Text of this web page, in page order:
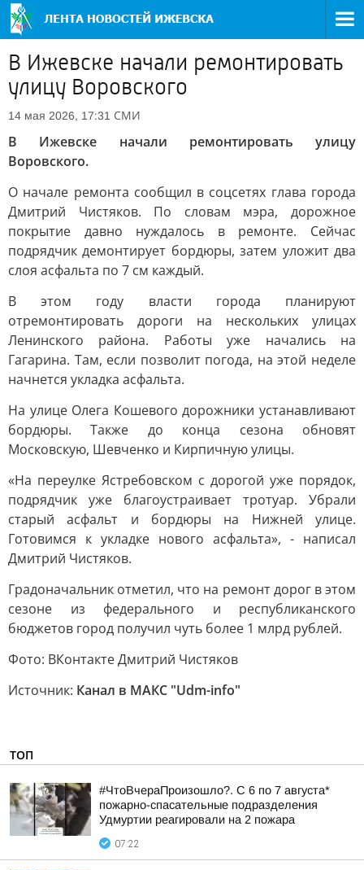
В Ижевске начали ремонтировать
улицу Воровского
14 мая 2026, 17:31 СМИ
В Ижевске начали ремонтировать улицу
Воровского.
О начале ремонта сообщил в соцсетях глава города
Дмитрий Чистяков. По словам мэра, дорожное
покрытие давно нуждалось в ремонте. Сейчас
подрядчик демонтирует бордюры, затем уложит два
слоя асфальта по 7 см каждый.
В этом году власти города планируют
отремонтировать дороги на нескольких улицах
Ленинского района. Работы уже начались на
Гагарина. Там, если позволит погода, на этой неделе
начнется укладка асфальта.
На улице Олега Кошевого дорожники устанавливают
бордюры. Также до конца сезона обновят
Московскую, Шевченко и Кирпичную улицы.
«На переулке Ястребовском с дорогой уже порядок,
подрядчик уже благоустраивает тротуар. Убрали
старый асфальт и бордюры на Нижней улице.
Готовимся к укладке нового асфальта», - написал
Дмитрий Чистяков.
Градоначальник отметил, что на ремонт дорог в этом
сезоне из федерального и республиканского
бюджетов город получил чуть более 1 млрд рублей.
Фото: ВКонтакте Дмитрий Чистяков
Источник: Канал в МАКС "Udm-info"
ТОП
#ЧтоВчераПроизошло?. С 6 по 7 августа*
пожарно-спасательные подразделения
Удмуртии реагировали на 2 пожара
07:22